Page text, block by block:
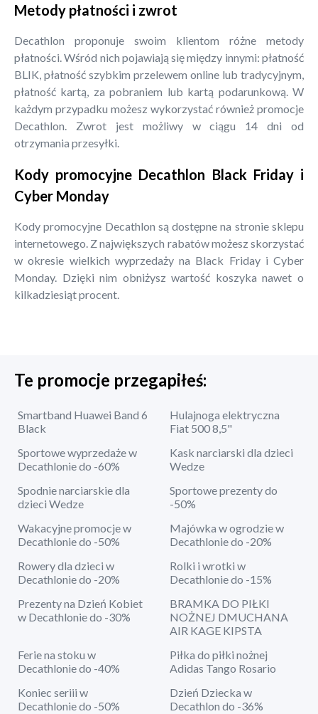
Metody płatności i zwrot
Decathlon proponuje swoim klientom różne metody
płatności. Wśród nich pojawiają się między innymi: płatność
BLIK, płatność szybkim przelewem online lub tradycyjnym,
płatność kartą, za pobraniem lub kartą podarunkową. W
każdym przypadku możesz wykorzystać również promocje
Decathlon. Zwrot jest możliwy w ciągu 14 dni od
otrzymania przesyłki.
Kody promocyjne Decathlon Black Friday i
Cyber Monday
Kody promocyjne Decathlon są dostępne na stronie sklepu
internetowego. Z największych rabatów możesz skorzystać
w okresie wielkich wyprzedaży na Black Friday i Cyber
Monday. Dzięki nim obniżysz wartość koszyka nawet o
kilkadziesiąt procent.
Te promocje przegapiłeś:
Smartband Huawei Band 6
Black
Hulajnoga elektryczna
Fiat 500 8,5"
Sportowe wyprzedaże w
Decathlonie do -60%
Kask narciarski dla dzieci
Wedze
Spodnie narciarskie dla
dzieci Wedze
Sportowe prezenty do
-50%
Wakacyjne promocje w
Decathlonie do -50%
Majówka w ogrodzie w
Decathlonie do -20%
Rowery dla dzieci w
Decathlonie do -20%
Rolki i wrotki w
Decathlonie do -15%
Prezenty na Dzień Kobiet
w Decathlonie do -30%
BRAMKA DO PIŁKI
NOŻNEJ DMUCHANA
AIR KAGE KIPSTA
Ferie na stoku w
Decathlonie do -40%
Piłka do piłki nożnej
Adidas Tango Rosario
Koniec seriii w
Decathlonie do -50%
Dzień Dziecka w
Decathlon do -36%